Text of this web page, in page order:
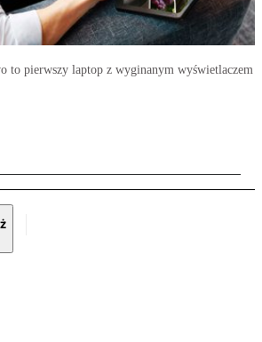
to pierwszy laptop z wyginanym wyświetlaczem